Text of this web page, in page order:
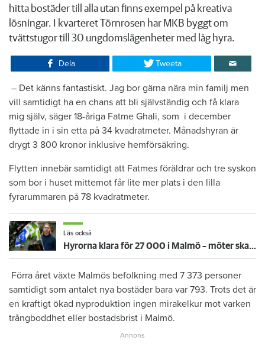
hitta bostäder till alla utan finns exempel på kreativa
lösningar. I kvarteret Törnrosen har MKB byggt om
tvättstugor till 30 ungdomslägenheter med låg hyra.
Dela Tweeta
​ – Det känns fantastiskt. Jag bor gärna nära min familj men
vill samtidigt ha en chans att bli självständig och få klara
mig själv, säger 18-åriga Fatme Ghali, som i december
flyttade in i sin etta på 34 kvadratmeter. Månadshyran är
drygt 3 800 kronor inklusive hemförsäkring.
Flytten innebär samtidigt att Fatmes föräldrar och tre syskon
som bor i huset mittemot får lite mer plats i den lilla
fyrarummaren på 78 kvadratmeter.
Läs också
Hyrorna klara för 27 000 i Malmö – möter skarp kritik: ”Inte värdigt en allmännytta”
Förra året växte Malmös befolkning med 7 373 personer
samtidigt som antalet nya bostäder bara var 793. Trots det är
en kraftigt ökad nyproduktion ingen mirakelkur mot varken
trångboddhet eller bostadsbrist i Malmö.